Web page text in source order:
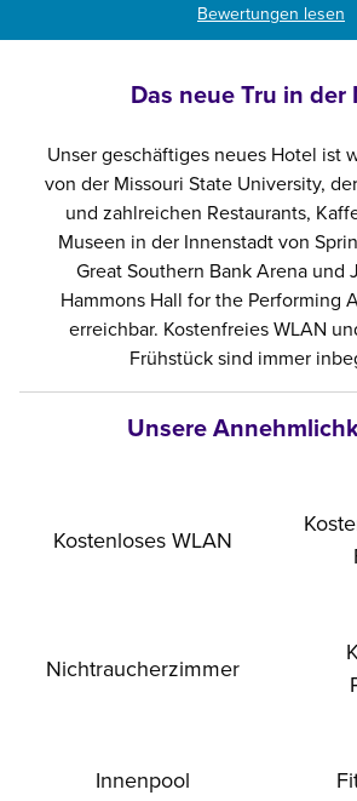
Bewertungen lesen
Das neue Tru in der
Unser geschäftiges neues Hotel ist
von der Missouri State University,
und zahlreichen Restaurants,
Museen in der Innenstadt von
Great Southern Bank Arena und
Hammons Hall for the Performing
erreichbar. Kostenfreies WLAN
Frühstück sind immer
Unsere
Kostenloses WLAN
Nichtraucher­zimmer
Innenpool